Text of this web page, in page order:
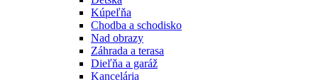
Kúpeľňa
Chodba a schodisko
Nad obrazy
Záhrada a terasa
Dieľňa a garáž
Kancelária